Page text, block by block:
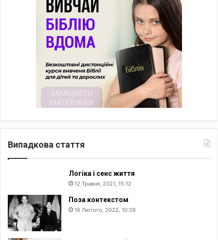
Випадкова стаття
Логіка і сенс життя
12 Травня, 2021, 15:12
Поза контекстом
16 Лютого, 2022, 10:26